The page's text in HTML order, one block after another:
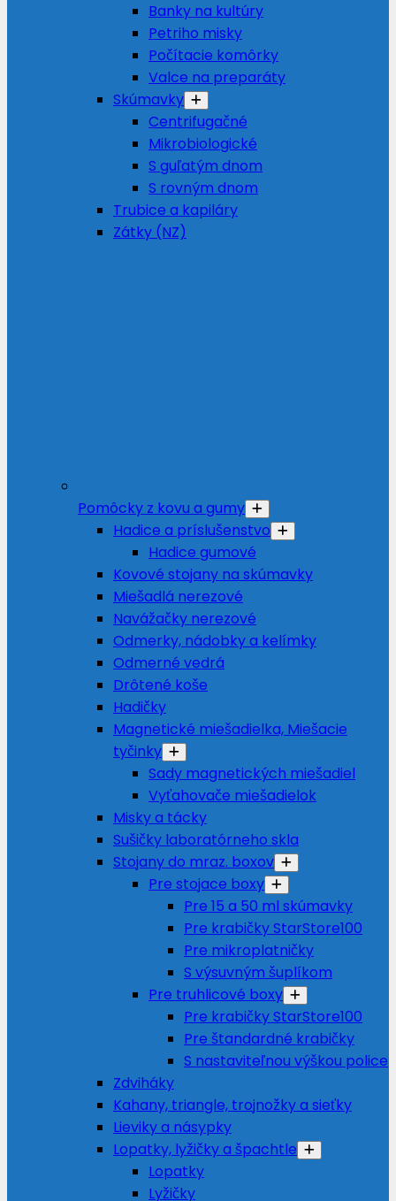
Banky na kultúry
Petriho misky
Počítacie komôrky
Valce na preparáty
Skúmavky
Centrifugačné
Mikrobiologické
S guľatým dnom
S rovným dnom
Trubice a kapiláry
Zátky (NZ)
Pomôcky z kovu a gumy
Hadice a príslušenstvo
Hadice gumové
Kovové stojany na skúmavky
Miešadlá nerezové
Navážačky nerezové
Odmerky, nádobky a kelímky
Odmerné vedrá
Drôtené koše
Hadičky
Magnetické miešadielka, Miešacie
tyčinky
Sady magnetických miešadiel
Vyťahovače miešadielok
Misky a tácky
Sušičky laboratórneho skla
Stojany do mraz. boxov
Pre stojace boxy
Pre 15 a 50 ml skúmavky
Pre krabičky StarStore100
Pre mikroplatničky
S výsuvným šuplíkom
Pre truhlicové boxy
Pre krabičky StarStore100
Pre štandardné krabičky
S nastaviteľnou výškou police
Zdviháky
Kahany, triangle, trojnožky a sieťky
Lieviky a násypky
Lopatky, lyžičky a špachtle
Lopatky
Lyžičky